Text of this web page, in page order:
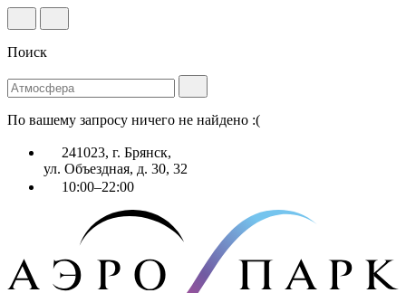
Поиск
По вашему запросу ничего не найдено :(
241023, г. Брянск,
ул. Объездная, д. 30, 32
10:00–22:00